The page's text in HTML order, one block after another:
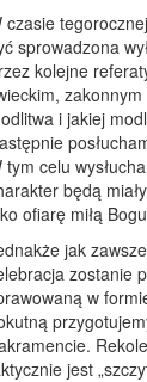
czasie
sprowadzona
kolejne
i jakiej
tym celu
będą
ofiarę miłą
jak
zostanie
w
jest